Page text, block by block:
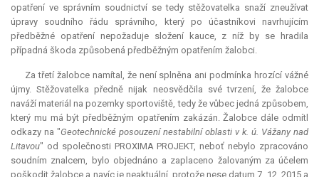
opatření ve správním soudnictví se tedy stěžovatelka snaží zneužívat
úpravy soudního řádu správního, který po účastníkovi navrhujícím
předběžné opatření nepožaduje složení
kauce, z níž by se hradila
případná škoda způsobená předběžným opatřením žalobci.
Za třetí žalobce namítal, že není splněna ani podmínka hrozící vážné
újmy. Stěžovatelka předně nijak neosvědčila své tvrzení, že žalobce
naváží materiál na pozemky sportoviště, tedy že vůbec jedná způsobem,
který mu má být předběžným opatřením zakázán. Žalobce dále odmítl
odkazy na "Geotechnické posouzení nestabilní oblasti v k. ú. Vážany nad
Litavou" od společnosti PROXIMA PROJEKT, neboť nebylo zpracováno
soudním znalcem, bylo objednáno a zaplaceno žalovaným za účelem
poškodit žalobce a navíc je neaktuální, protože nese datum 7. 12. 2015 a